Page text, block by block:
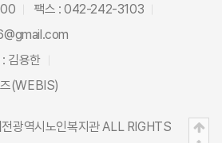
팩스 : 042-242-3103
김용한
(WEBIS)
전광역시노인복지관ALL RIGHTS
상